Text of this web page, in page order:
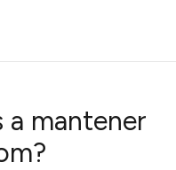
a mantener